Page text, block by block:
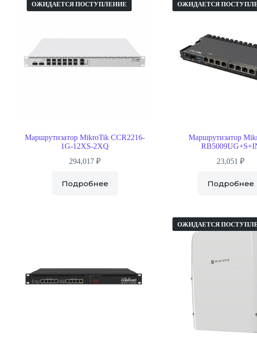
ОЖИДАЕТСЯ ПОСТУПЛЕНИЕ
Маршрутизатор MikroTik CCR2216-
1G-12XS-2XQ
294,017₽
Подробнее
ОЖИДАЕТСЯ
Маршрутизатор
23,051₽
Подробнее
ОЖИДАЕТСЯ